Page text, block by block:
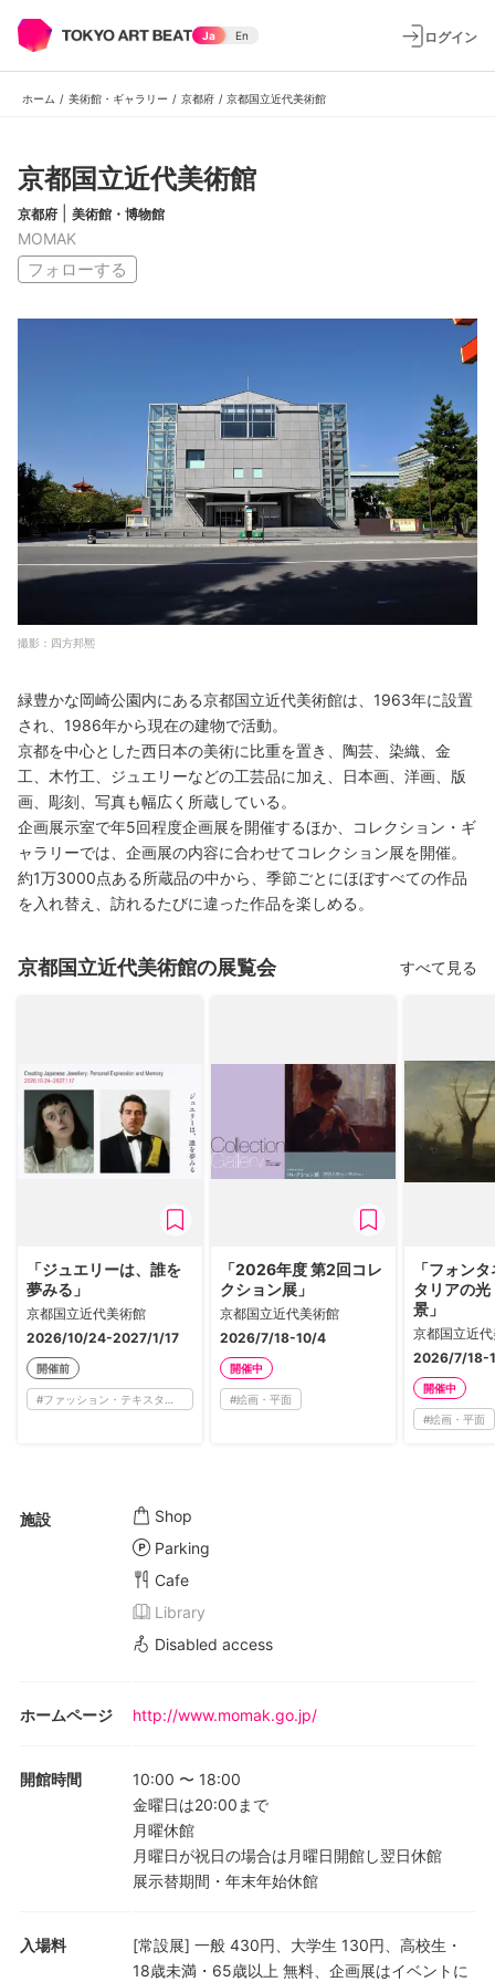
Ja En ログイン
ホーム / 美術館・ギャラリー / 京都府 / 京都国立近代美術館
京都国立近代美術館
京都府 美術館・博物館
MOMAK
フォローする
撮影：四方邦熈
緑豊かな岡崎公園内にある京都国立近代美術館は、1963年に設置
され、1986年から現在の建物で活動。
京都を中心とした西日本の美術に比重を置き、陶芸、染織、金
工、木竹工、ジュエリーなどの工芸品に加え、日本画、洋画、版
画、彫刻、写真も幅広く所蔵している。
企画展示室で年5回程度企画展を開催するほか、コレクション・ギ
ャラリーでは、企画展の内容に合わせてコレクション展を開催。
約1万3000点ある所蔵品の中から、季節ごとにほぼすべての作品
を入れ替え、訪れるたびに違った作品を楽しめる。
京都国立近代美術館の展覧会 すべて見る
「ジュエリーは、誰を
夢みる」
京都国立近代美術館
2026/10/24-2027/1/17
開催前
#ファッション・テキスタイル
「2026年度 第2回コレ
クション展」
京都国立近代美術館
2026/7/18-10/4
開催中
#絵画・平面
「フォン
タリアの
景」
京都国立近
2026/7/18-
開催中
#絵画・平面
施設
Shop
Parking
Cafe
Library
Disabled access
ホームページ http://www.momak.go.jp/
開館時間 10:00 〜 18:00
金曜日は20:00まで
月曜休館
月曜日が祝日の場合は月曜日開館し翌日休館
展示替期間・年末年始休館
入場料
[常設展] 一般 430円、大学生 130円、高校生・
18歳未満・65歳以上 無料、企画展はイベントに